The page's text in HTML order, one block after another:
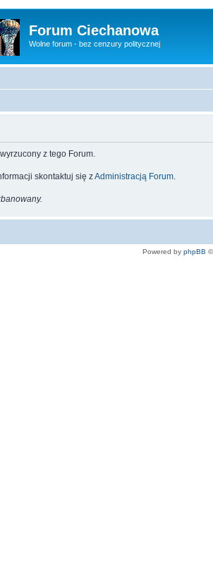
Forum Ciechanowa
Wolne forum - bez cenzury politycznej
wyrzucony z tego Forum.
skontaktuj się zAdministracją Forum
Powered by phpBB